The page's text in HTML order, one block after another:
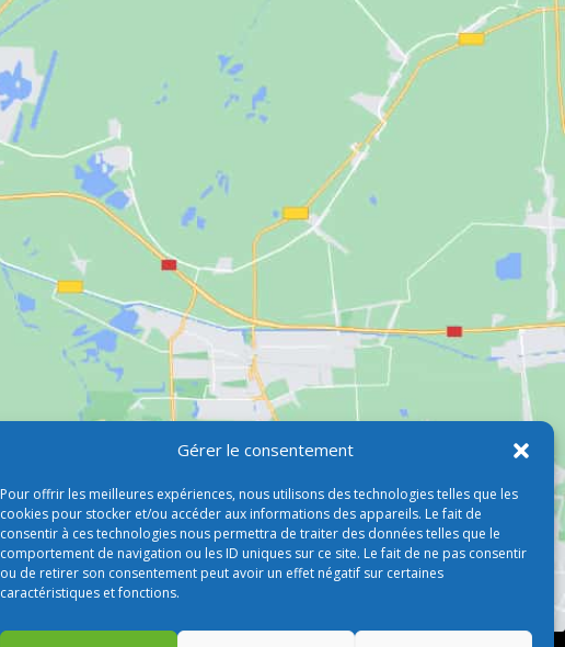
Gérer le consentement
Pour offrir les meilleures expériences, nous utilisons des technologies telles que les
cookies pour stocker et/ou accéder aux informations des appareils. Le fait de
consentir à ces technologies nous permettra de traiter des données telles que le
comportement de navigation ou les ID uniques sur ce site. Le fait de ne pas consentir
ou de retirer son consentement peut avoir un effet négatif sur certaines
caractéristiques et fonctions.